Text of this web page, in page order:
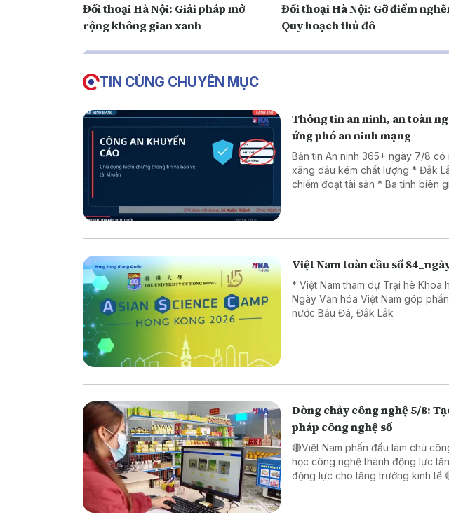
Đối thoại Hà Nội: Giải pháp mở
rộng không gian xanh
Đối thoại Hà Nội: Gỡ điểm
Quy hoạch thủ đô
TIN CÙNG CHUYÊN MỤC
Thông tin an ninh, an toàn
ứng phó an ninh mạng
Bản tin An ninh 365+ ngày 7/8
xăng dầu kém chất lượng * Đắk
chiếm đoạt tài sản * Ba tỉnh biên giới tăng cường đấu tranh với thuốc lá nhập lậu
Việt Nam toàn cầu số
* Việt Nam tham dự Trại hè Khoa
Ngày Văn hóa Việt Nam góp
nước Bầu Đá, Đắk Lắk
Dòng chảy công nghệ 5/8:
pháp công nghệ số
🔴Việt Nam phấn đấu làm chủ
học công nghệ thành động lực
động lực cho tăng trưởng kinh tế 🔴 Tạo đột phá cho kinh tế tập thể bằng giải